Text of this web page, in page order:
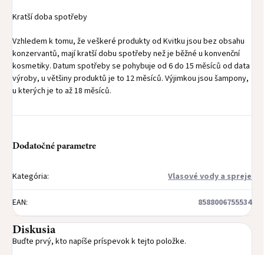
Kratší doba spotřeby
Vzhledem k tomu, že veškeré produkty od Kvitku jsou bez obsahu
konzervantů, mají kratší dobu spotřeby než je běžné u konvenční
kosmetiky. Datum spotřeby se pohybuje od 6 do 15 měsíců od data
výroby, u většiny produktů je to 12 měsíců. Výjimkou jsou šampony,
u kterých je to až 18 měsíců.
Dodatočné parametre
Kategória: Vlasové vody a spreje
EAN: 8588006755534
Diskusia
Buďte prvý, kto napíše príspevok k tejto položke.